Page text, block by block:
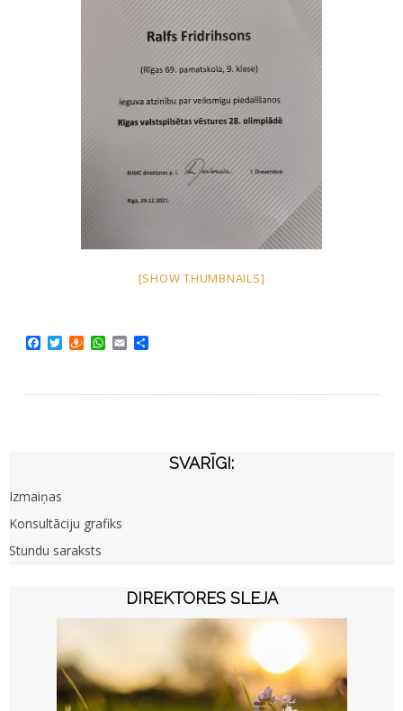
[SHOW THUMBNAILS]
Facebook
TwitterDraugiem
WhatsApp
Email
SVARĪGI:
Izmaiņas
Konsultāciju grafiks
Stundu saraksts
DIREKTORES SLEJA